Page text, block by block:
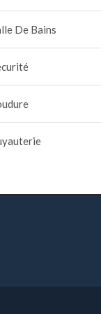
De Bains